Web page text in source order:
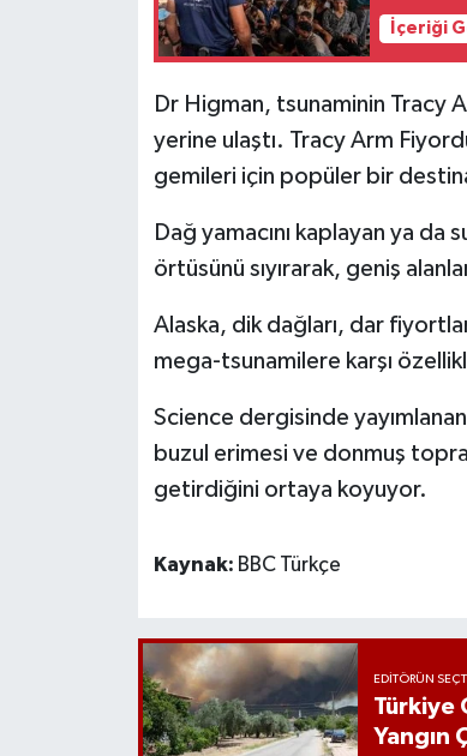
İçeriği
Dr Higman, tsunaminin Tracy
yerine ulaştı. Tracy Arm
gemileri için popüler bir
Dağ yamacını kaplayan ya da
örtüsünü sıyırarak, geniş
Alaska, dik dağları, dar
mega-tsunamilere karşı
Science dergisinde
buzul erimesi ve donmuş
getirdiğini ortaya koyuyor.
Kaynak: BBC Türkçe
EDITÖRÜN
Türkiye
Yangın